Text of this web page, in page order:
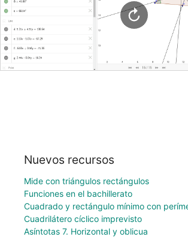
Nuevos recursos
Mide con triángulos rectángulos
Funciones en el bachillerato
Cuadrado y rectángulo mínimo con
Cuadrilátero cíclico imprevisto
Asíntotas 7. Horizontal y oblicua